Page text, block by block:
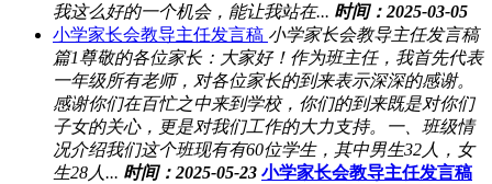
我这么好的一个机会，能让我站在... 时间：2025-03-05
小学家长会教导主任发言稿 小学家长会教导主任发言稿
篇1尊敬的各位家长：大家好！作为班主任，我首先代表
一年级所有老师，对各位家长的到来表示深深的感谢。
感谢你们在百忙之中来到学校，你们的到来既是对你们
子女的关心，更是对我们工作的大力支持。一、班级情
况介绍我们这个班现有有60位学生，其中男生32人，女
生28人... 时间：2025-05-23 小学家长会教导主任发言稿